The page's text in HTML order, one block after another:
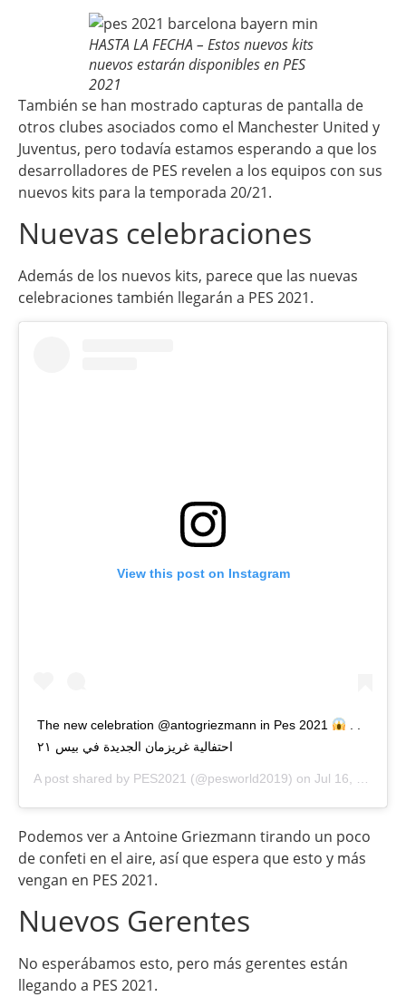
HASTA LA FECHA – Estos nuevos kits
nuevos estarán disponibles en PES
2021
También se han mostrado capturas de pantalla de
otros clubes asociados como el Manchester United y
Juventus, pero todavía estamos esperando a que los
desarrolladores de PES revelen a los equipos con sus
nuevos kits para la temporada 20/21.
Nuevas celebraciones
Además de los nuevos kits, parece que las nuevas
celebraciones también llegarán a PES 2021.
View this post on Instagram
The new celebration @antogriezmann in Pes 2021
احتفالية غريزمان الجديدة في بيس ٢١
A post shared by PES2021 (@pesworld2019) on Jul 16, 2020 at 9:20am PDT
Podemos ver a Antoine Griezmann tirando un poco
de confeti en el aire, así que espera que esto y más
vengan en PES 2021.
Nuevos Gerentes
No esperábamos esto, pero más gerentes están
llegando a PES 2021.